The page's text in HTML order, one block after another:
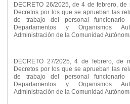
DECRETO 26/2025, de 4 de febrero,
Decretos por los que se aprueban las
de trabajo del personal
Departamentos y Organismos
Administración de la Comunidad
DECRETO 27/2025, 4 de febrero, de
Decretos por los que se aprueban las
de trabajo del personal
Departamentos y Organismos
Administración de la Comunidad